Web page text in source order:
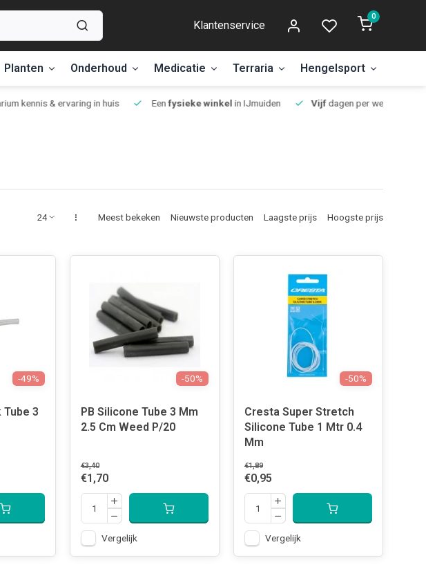
Klantenservice
0
Planten Onderhoud Medicatie Terraria Hengelsport
kennis & ervaring in huis Eenfysieke winkelin IJmuiden Vijfdagen per week open.
Meest bekeken Nieuwste producten Laagste prijs Hoogste prijs
-49%
Tube 3
-50%
PB Silicone Tube 3 Mm
2.5 Cm Weed P/20
€3,40
€1,70
Vergelijk
-50%
Cresta Super Stretch
Silicone Tube 1 Mtr 0.4
Mm
€1,89
€0,95
Vergelijk